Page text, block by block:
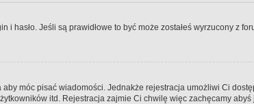
hasło. Jeśli są prawidłowe to być może zostałeś wyrzucony z
móc pisać wiadomości. Jednakże rejestracja umożliwi Ci
itd. Rejestracja zajmie Ci chwilę więc zachęcamy abyś